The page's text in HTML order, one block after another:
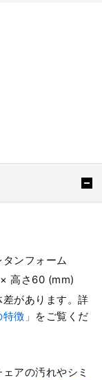
ンフォーム
高さ60 (mm)
があります。詳
徴」 をご覧くだ
アの汚れやシミ